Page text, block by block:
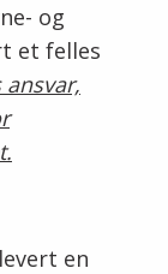
og
et felles
ansvar,
en